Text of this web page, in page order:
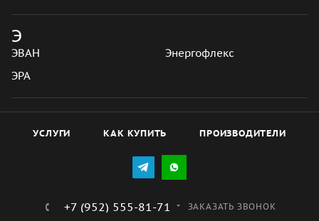
Э
ЭВАН
Энергофлекс
ЭРА
УСЛУГИ КАК КУПИТЬ ПРОИЗВОДИТЕЛИ
+7 (952) 555-81-71 ЗАКАЗАТЬ ЗВОНОК